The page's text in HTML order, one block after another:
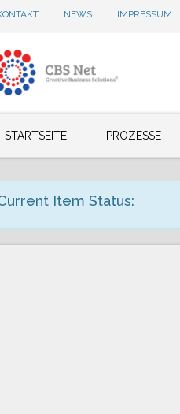
NEWS IMPRESSUM
STARTSEITE PROZESSE
Item Status: